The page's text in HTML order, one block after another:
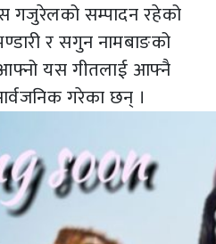
गजुरेलको सम्पादन रहेको
र सगुन नामबाङको
यस गीतलाई आफ्नै
गरेका छन् ।